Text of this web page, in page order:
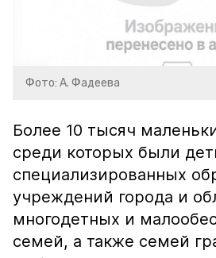
Фото: А. Фадеева
Более 10 тысяч
среди которых были
специализированных
учреждений города и
многодетных и
семей, а также семей